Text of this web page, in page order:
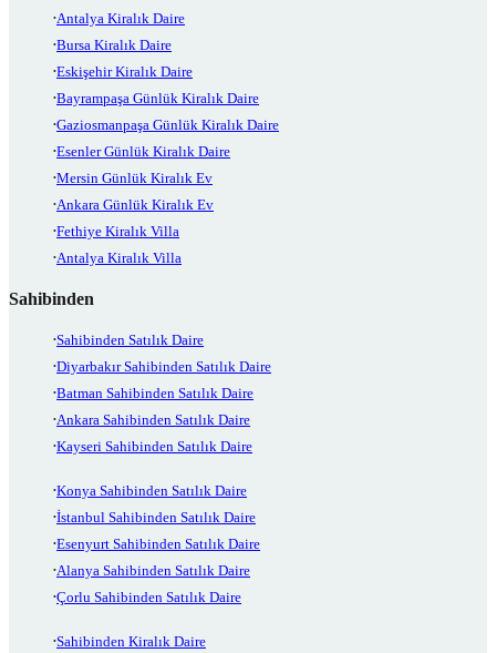
Antalya Kiralık Daire
Bursa Kiralık Daire
Eskişehir Kiralık Daire
Bayrampaşa Günlük Kiralık Daire
Gaziosmanpaşa Günlük Kiralık Daire
Esenler Günlük Kiralık Daire
Mersin Günlük Kiralık Ev
Ankara Günlük Kiralık Ev
Fethiye Kiralık Villa
Antalya Kiralık Villa
Sahibinden
Sahibinden Satılık Daire
Diyarbakır Sahibinden Satılık Daire
Batman Sahibinden Satılık Daire
Ankara Sahibinden Satılık Daire
Kayseri Sahibinden Satılık Daire
Konya Sahibinden Satılık Daire
İstanbul Sahibinden Satılık Daire
Esenyurt Sahibinden Satılık Daire
Alanya Sahibinden Satılık Daire
Çorlu Sahibinden Satılık Daire
Sahibinden Kiralık Daire